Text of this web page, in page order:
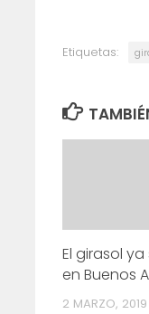
Etiquetas:
El girasol
en Buenos
2 MARZO, 2019